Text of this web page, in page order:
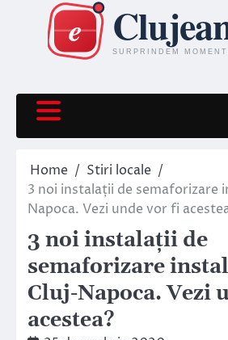
content
Home
Stiri locale
3 noi instalații de semaforizare
Napoca. Vezi unde vor fi
3 noi instalații de
semaforizare
Cluj-Napoca. Vezi
acestea?